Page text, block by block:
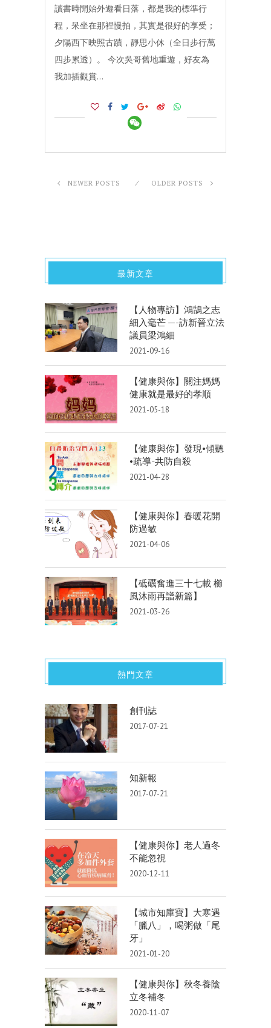
讀書時開始外遊看日落，都是我的標準行
程，呆坐在那裡慢拍，其實是很好的享受；
夕陽西下映照古蹟，靜思小休（全日步行萬
四步累透）。 今次吳哥舊地重遊，好友為
我加插觀賞…
NEWER POSTS OLDER POSTS
最新文章
【人物專訪】鴻鵠之志
細入毫芒 —-訪新晉立法
議員梁鴻細
2021-09-16
【健康與你】關注媽媽
健康就是最好的孝順
2021-05-18
【健康與你】發現•傾聽
•疏導-共防自殺
2021-04-28
【健康與你】春暖花開
防過敏
2021-04-06
【砥礪奮進三十七載 櫛
風沐雨再譜新篇】
2021-03-26
熱門文章
創刊誌
2017-07-21
知新報
2017-07-21
【健康與你】老人過冬
不能忽視
2020-12-11
【城市知庫寶】大寒遇
「臘八」，喝粥做「尾
牙」
2021-01-20
【健康與你】秋冬養陰
立冬補冬
2020-11-07